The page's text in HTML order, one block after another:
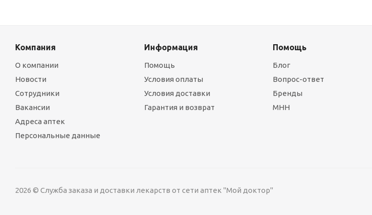
Компания
О компании
Новости
Сотрудники
Вакансии
Адреса аптек
Персональные данные
Информация
Помощь
Условия оплаты
Условия доставки
Гарантия и возврат
Помощь
Блог
Вопрос-ответ
Бренды
МНН
2026 © Служба заказа и доставки лекарств от сети аптек "Мой доктор"